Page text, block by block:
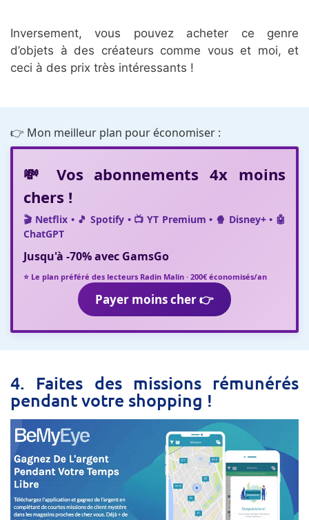
Inversement, vous pouvez acheter ce genre
d’objets à des créateurs comme vous et moi, et
ceci à des prix très intéressants !
👉 Mon meilleur plan pour économiser :
💸 Vos abonnements 4x moins
chers !
🎬 Netflix • 🎵 Spotify • 📺 YT Premium • 🍿 Disney+ • 🤖
ChatGPT
Jusqu'à -70%avec GamsGo
⭐ Le plan préféré des lecteurs Radin Malin · 200€ économisés/an
Payer moins cher 👉
4. Faites des missions rémunérés
pendant votre shopping !